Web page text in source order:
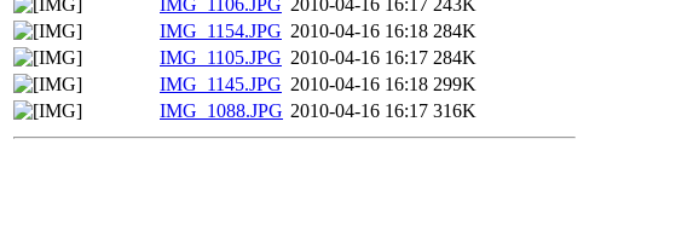
IMG_1154.JPG 2010-04-16 16:18 284K
IMG_1105.JPG 2010-04-16 16:17 284K
IMG_1145.JPG 2010-04-16 16:18 299K
IMG_1088.JPG 2010-04-16 16:17 316K